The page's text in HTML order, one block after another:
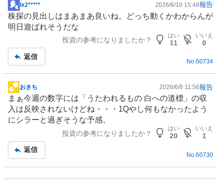
掲
示
板
lx2***** 2026/6/10 15:46報告
株探の見出しはまあまあ良いね。どっち動くかわからんが
明日遊ばれそうだな
投資の参考になりましたか？
はい
11
いいえ
0
返信
No.60734
掲
示
板
記
おきち 2026/6/8 11:56報告
まぁ今週の数字には「うたわれるもの 白への道標」の収
入は反映されないけどね・・・1Qやし何もなかったよう
にシラーと過ぎそうな予感。
投資の参考になりましたか？
はい
20
いいえ
1
返信
No. 60730